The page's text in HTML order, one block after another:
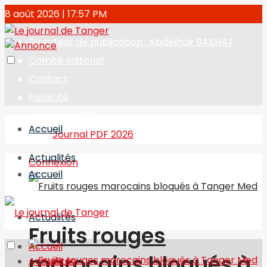
8 août 2026 | 17:57 PM
Directeur de publication : Abdelhak BAKHAT
Journal PDF 2026
Connexion
Accueil
Actualités
Fruits rouges
Accueil
Actualités
Accueil
Actualités